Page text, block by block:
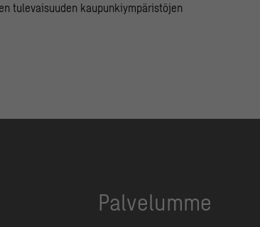
tulevaisuuden kaupunkiympäristöjen
Palvelumme